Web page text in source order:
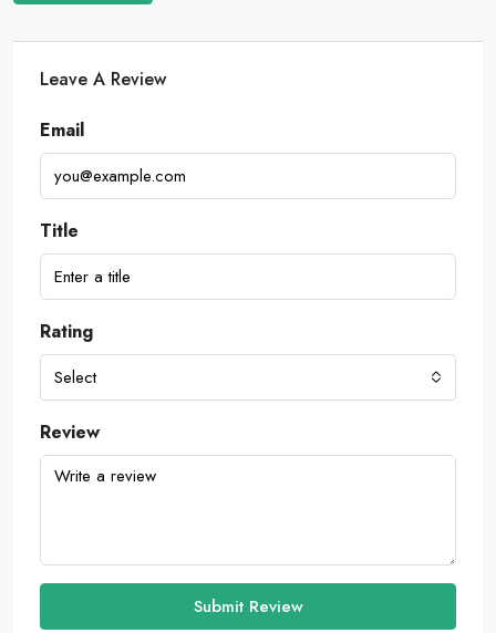
Leave A Review
Email
Title
Rating
Select
Review
Submit Review